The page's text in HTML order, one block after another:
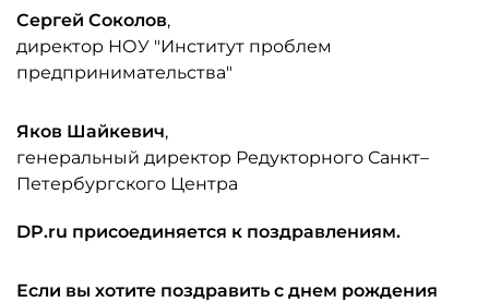
Сергей Соколов,
директор НОУ "Институт проблем
предпринимательства"
Яков Шайкевич,
генеральный директор Редукторного Санкт–
Петербургского Центра
DP.ru присоединяется к поздравлениям.
Если вы хотите поздравить с днем рождения